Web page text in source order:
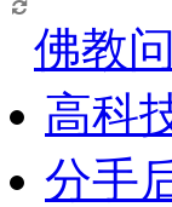
佛教
高科
分手